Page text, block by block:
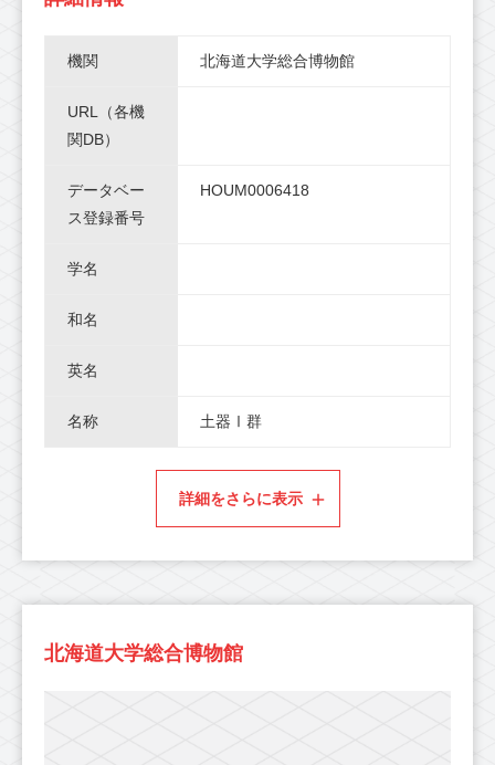
機関 北海道大学総合博物館
URL（各機
関DB）
データベー
ス登録番号
HOUM0006418
学名
和名
英名
名称 土器Ⅰ群
詳細をさらに表示
北海道大学総合博物館